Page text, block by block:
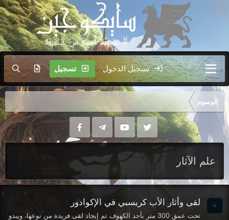
تسجيل الدخول تسجيل
الوسوم
علم الآثار
لقى وأثار الأب كريسبي في الإكوادور
تحت عمق 300 متر بأحد الكهوف تم إيجاد لقى فريدة من نوعها، ويبدو